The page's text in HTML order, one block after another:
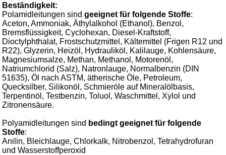
Beständigkeit:
Polamidleitungen sindgeeignet für folgende Stoffe:
Aceton, Ammoniak, Äthylalkohol (Ethanol), Benzol,
Bremsflüssigkeit, Cyclohexan, Diesel-Kraftstoff,
Dioctylphthalat, Frostschutzmittel, Kältemittel (Frigen R12 und
R22), Glyzerin, Heizöl, Hydrauliköl, Kalilauge, Kohlensäure,
Magnesiumsalze, Methan, Methanol, Motorenöl,
Natriumchlorid (Salz), Natronlauge, Normalbenzin (DIN
51635), Öl nach ASTM, ätherische Öle, Petroleum,
Quecksilber, Silikonöl, Schmieröle auf Mineralölbasis,
Terpentinöl, Testbenzin, Toluol, Waschmittel, Xylol und
Zitronensäure.
Polyamidleitungen sind bedingt geeignet für folgende
Stoffe:
Anilin, Bleichlauge, Chlorkalk, Nitrobenzol, Tetrahydrofuran
und Wasserstoffperoxid